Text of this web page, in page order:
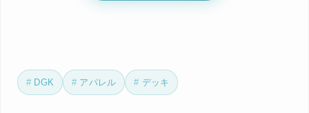
DGK アパレル デッキ